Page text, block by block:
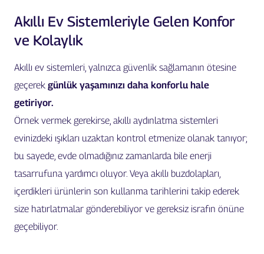
Akıllı Ev Sistemleriyle Gelen Konfor
ve Kolaylık
Akıllı ev sistemleri, yalnızca güvenlik sağlamanın ötesine
geçerek günlük yaşamınızı daha konforlu hale
getiriyor.
Örnek vermek gerekirse, akıllı aydınlatma sistemleri
evinizdeki ışıkları uzaktan kontrol etmenize olanak tanıyor;
bu sayede, evde olmadığınız zamanlarda bile enerji
tasarrufuna yardımcı oluyor. Veya akıllı buzdolapları,
içerdikleri ürünlerin son kullanma tarihlerini takip ederek
size hatırlatmalar gönderebiliyor ve gereksiz israfın önüne
geçebiliyor.